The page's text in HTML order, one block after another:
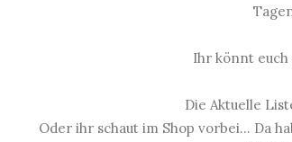
Ihr könnt
Die Aktuelle
Oder ihr schaut im Shop vorbei... Da